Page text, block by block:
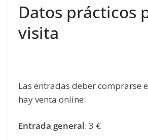
Datos prácticos
visita
Las entradas deber comprarse
hay venta online:
Entrada general: 3 €